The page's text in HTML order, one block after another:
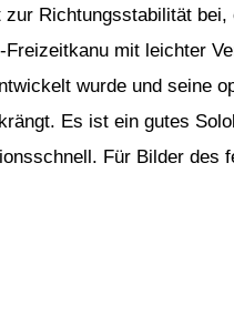
Richtungsstabilität
mit leichter
wurde und seine
Es ist ein gutes
Für Bilder des